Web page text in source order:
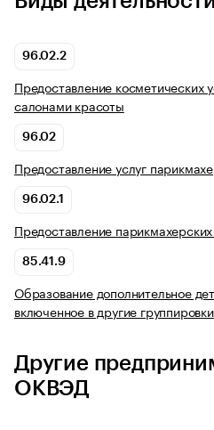
96.02.2
Предоставление косметических
салонами красоты
96.02
Предоставление услуг
96.02.1
Предоставление парикмахерских
85.41.9
Образование дополнительное
включенное в другие группировки
Другие
ОКВЭД